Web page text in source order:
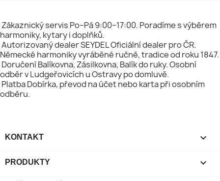
Zákaznický servis Po–Pá 9:00–17:00. Poradíme s výběrem
harmoniky, kytary i doplňků.
Autorizovaný dealer SEYDELOficiální dealer pro ČR.
Německé harmoniky vyráběné ručně, tradice od roku 1847.
DoručeníBalíkovna, Zásilkovna, Balík do ruky. Osobní
odběr v Ludgeřovicích u Ostravy po domluvě.
PlatbaDobírka, převod na účet nebo karta při osobním
odběru.
KONTAKT 
PRODUKTY 